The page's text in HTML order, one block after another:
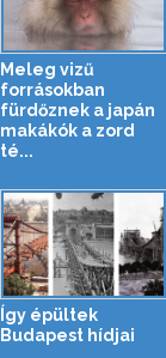
Meleg vizű
forrásokban
fürdőznek a japán
makákók a zord
té...
Így épültek
Budapest hídjai